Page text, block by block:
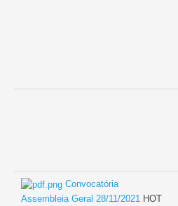
PO APMC
PESSOAS-FSE+-023613
Formação
Convocatória
Assembleia Geral 28/11/2021 HOT